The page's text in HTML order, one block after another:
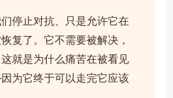
停止对抗、只是允许它在
复了。它不需要被解决，
就是为什么痛苦在被看见
为它终于可以走完它应该